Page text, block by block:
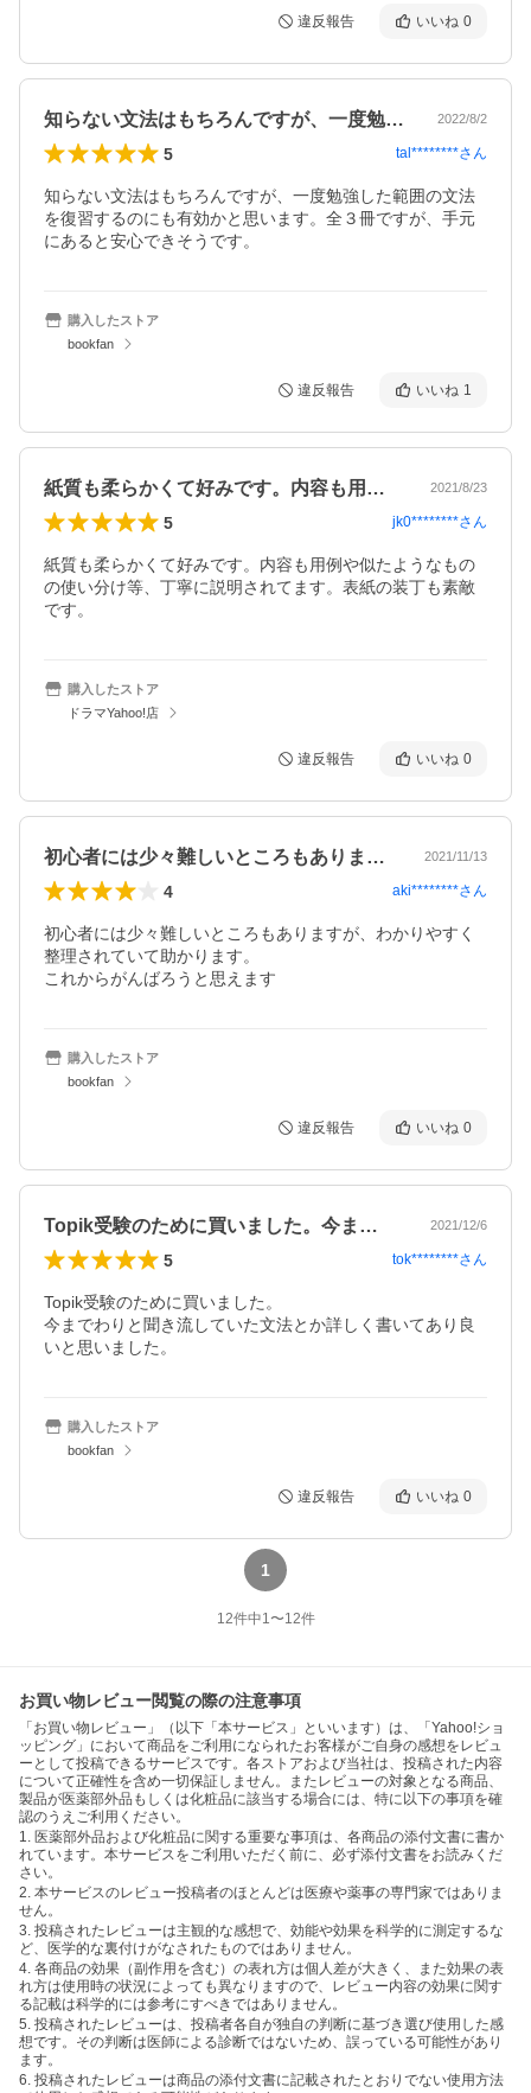
違反報告 いいね 0
知らない文法はもちろんですが、一度勉強… 2022/8/2
5 tal********さん
知らない文法はもちろんですが、一度勉強した範囲の文法
を復習するのにも有効かと思います。全３冊ですが、手元
にあると安心できそうです。
購入したストア
bookfan
違反報告 いいね 1
紙質も柔らかくて好みです。内容も用例や… 2021/8/23
5 jk0********さん
紙質も柔らかくて好みです。内容も用例や似たようなもの
の使い分け等、丁寧に説明されてます。表紙の装丁も素敵
です。
購入したストア
ドラマYahoo!店
違反報告 いいね 0
初心者には少々難しいところもありますが… 2021/11/13
4 aki********さん
初心者には少々難しいところもありますが、わかりやすく
整理されていて助かります。
これからがんばろうと思えます
購入したストア
bookfan
違反報告 いいね 0
Topik受験のために買いました。今ま… 2021/12/6
5 tok********さん
Topik受験のために買いました。
今までわりと聞き流していた文法とか詳しく書いてあり良
いと思いました。
購入したストア
bookfan
違反報告 いいね 0
1
12件中1〜12件
お買い物レビュー閲覧の際の注意事項
「お買い物レビュー」（以下「本サービス」といいます）は、「Yahoo!ショ
ッピング」において商品をご利用になられたお客様がご自身の感想をレビュ
ーとして投稿できるサービスです。各ストアおよび当社は、投稿された内容
について正確性を含め一切保証しません。またレビューの対象となる商品、
製品が医薬部外品もしくは化粧品に該当する場合には、特に以下の事項を確
認のうえご利用ください。
1. 医薬部外品および化粧品に関する重要な事項は、各商品の添付文書に書か
れています。本サービスをご利用いただく前に、必ず添付文書をお読みくだ
さい。
2. 本サービスのレビュー投稿者のほとんどは医療や薬事の専門家ではありま
せん。
3. 投稿されたレビューは主観的な感想で、効能や効果を科学的に測定するな
ど、医学的な裏付けがなされたものではありません。
4. 各商品の効果（副作用を含む）の表れ方は個人差が大きく、また効果の表
れ方は使用時の状況によっても異なりますので、レビュー内容の効果に関す
る記載は科学的には参考にすべきではありません。
5. 投稿されたレビューは、投稿者各自が独自の判断に基づき選び使用した感
想です。その判断は医師による診断ではないため、誤っている可能性があり
ます。
6. 投稿されたレビューは商品の添付文書に記載されたとおりでない使用方法